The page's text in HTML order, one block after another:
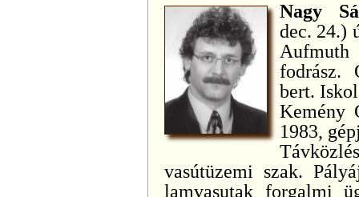
Nagy
dec. 24.)
fodrász.
bert.
Kemény
1983,
vasútüzemi szak.
lamvasutak forgalmi